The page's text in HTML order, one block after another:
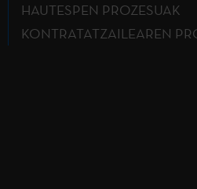
HAUTESPEN PROZESUAK
KONTRATATZAILEAREN